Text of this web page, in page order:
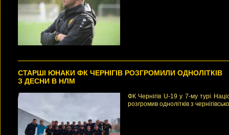
СТАРШІ ЮНАКИ ФК ЧЕРНІГІВ РОЗГРОМИЛИ ОДНОЛІТКІВ
З ДЕСНИ В НЛМ
ФК Чернігів U-19 у 7-му турі
розгромив однолітків з